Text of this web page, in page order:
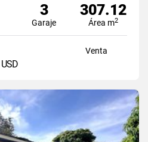
3
Garaje
307.12
Área m2
Venta
USD